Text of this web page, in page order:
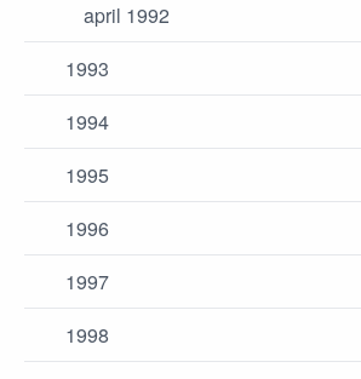
april 1992
1993
1994
1995
1996
1997
1998